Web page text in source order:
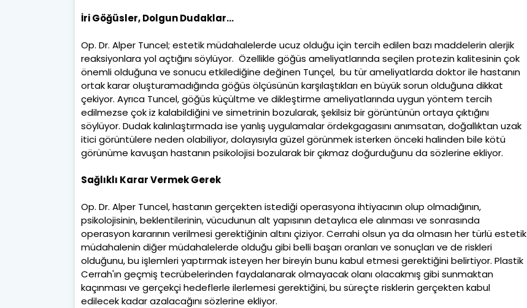
İri Göğüsler, Dolgun Dudaklar…
Op. Dr. Alper Tuncel; estetik müdahalelerde ucuz olduğu için tercih edilen bazı maddelerin alerjik
reaksiyonlara yol açtığını söylüyor. Özellikle göğüs ameliyatlarında seçilen protezin kalitesinin çok
önemli olduğuna ve sonucu etkilediğine değinen Tunçel, bu tür ameliyatlarda doktor ile hastanın
ortak karar oluşturamadığında göğüs ölçüsünün karşılaştıkları en büyük sorun olduğuna dikkat
çekiyor. Ayrıca Tuncel, göğüs küçültme ve dikleştirme ameliyatlarında uygun yöntem tercih
edilmezse çok iz kalabildiğini ve simetrinin bozularak, şekilsiz bir görüntünün ortaya çıktığını
söylüyor. Dudak kalınlaştırmada ise yanlış uygulamalar ördekgagasını anımsatan, doğallıktan uzak
itici görüntülere neden olabiliyor, dolayısıyla güzel görünmek isterken önceki halinden bile kötü
görünüme kavuşan hastanın psikolojisi bozularak bir çıkmaz doğurduğunu da sözlerine ekliyor.
Sağlıklı Karar Vermek Gerek
Op. Dr. Alper Tuncel, hastanın gerçekten istediği operasyona ihtiyacının olup olmadığının,
psikolojisinin, beklentilerinin, vücudunun alt yapısının detaylıca ele alınması ve sonrasında
operasyon kararının verilmesi gerektiğinin altını çiziyor. Cerrahi olsun ya da olmasın her türlü estetik
müdahalenin diğer müdahalelerde olduğu gibi belli başarı oranları ve sonuçları ve de riskleri
olduğunu, bu işlemleri yaptırmak isteyen her bireyin bunu kabul etmesi gerektiğini belirtiyor. Plastik
Cerrah'ın geçmiş tecrübelerinden faydalanarak olmayacak olanı olacakmış gibi sunmaktan
kaçınması ve gerçekçi hedeflerle ilerlemesi gerektiğini, bu süreçte risklerin gerçekten kabul
edilecek kadar azalacağını sözlerine ekliyor.